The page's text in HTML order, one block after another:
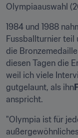
Olympiaauswahl
1984 und 1988
Fussballturnier
die
diesen Tagen die
weil ich viele
gutgelaunt, als ihn
anspricht.
"Olympia ist für